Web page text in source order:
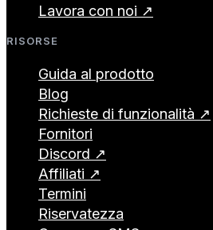
Lavora con noi ↗
RISORSE
Guida al prodotto
Blog
Richieste di funzionalità ↗
Fornitori
Discord ↗
Affiliati ↗
Termini
Riservatezza